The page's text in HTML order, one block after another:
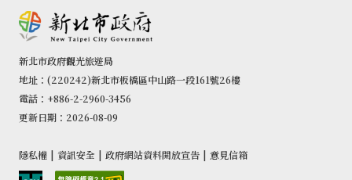
新北市政府觀光旅遊局
地址：(220242)新北市板橋區中山路一段161號26樓
電話：+886-2-2960-3456
更新日期：2026-08-09
隱私權 | 資訊安全 | 政府網站資料開放宣告 | 意見信箱